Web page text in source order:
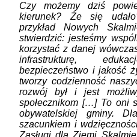
Czy możemy dziś
kierunek? Że się
przykład Nowych
stwierdzić: jesteśmy
korzystać z danej
infrastrukturę,
bezpieczeństwo i jakość
tworzy codzienność
rozwój był i jest
społecznikom […] To oni
obywatelskiej gminy.
szacunkiem i